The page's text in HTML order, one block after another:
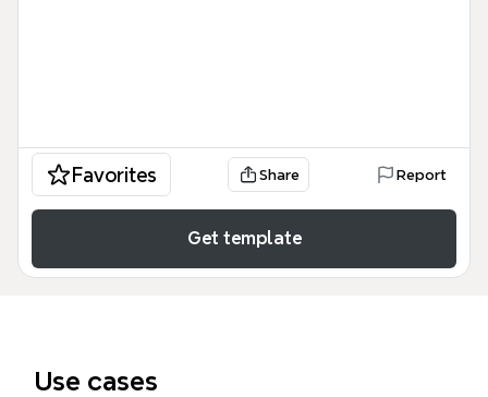
Favorites Share Report
Get template
Use cases